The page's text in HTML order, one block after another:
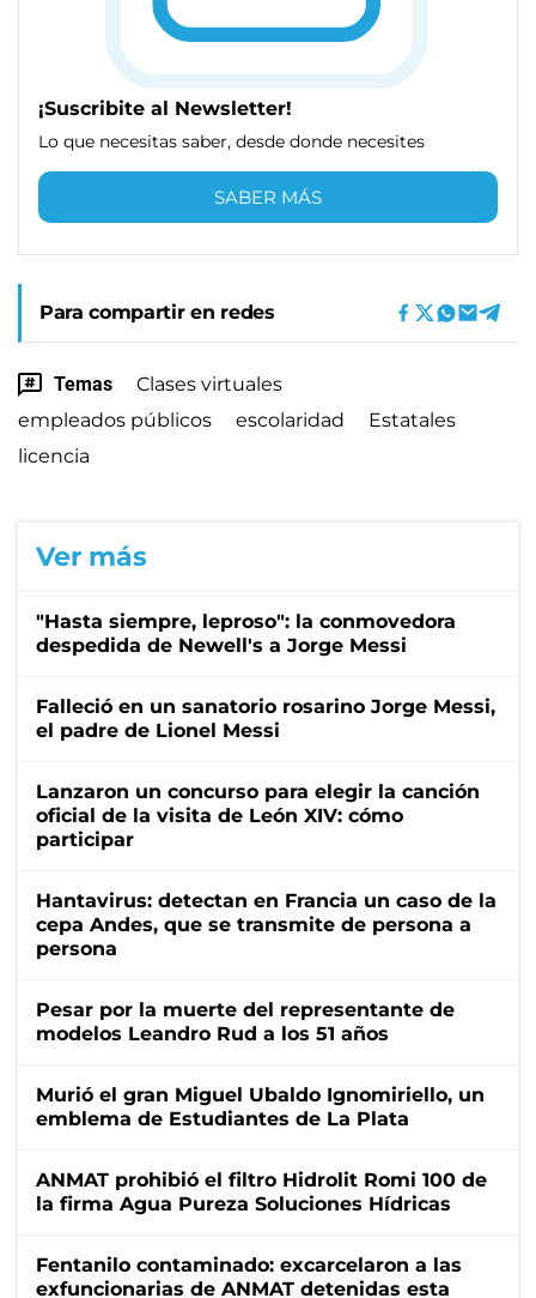
¡Suscribite al Newsletter!
Lo que necesitas saber, desde donde necesites
SABER MÁS
Para compartir en redes
Temas
Clases virtuales
empleados públicos
escolaridad
Estatales
licencia
Ver más
"Hasta siempre, leproso": la conmovedora
despedida de Newell's a Jorge Messi
Falleció en un sanatorio rosarino Jorge Messi,
el padre de Lionel Messi
Lanzaron un concurso para elegir la canción
oficial de la visita de León XIV: cómo
participar
Hantavirus: detectan en Francia un caso de la
cepa Andes, que se transmite de persona a
persona
Pesar por la muerte del representante de
modelos Leandro Rud a los 51 años
Murió el gran Miguel Ubaldo Ignomiriello, un
emblema de Estudiantes de La Plata
ANMAT prohibió el filtro Hidrolit Romi 100 de
la firma Agua Pureza Soluciones Hídricas
Fentanilo contaminado: excarcelaron a las
exfuncionarias de ANMAT detenidas esta